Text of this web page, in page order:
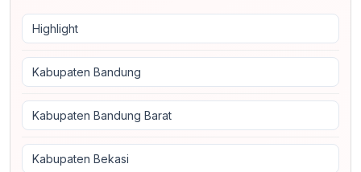
Highlight
Kabupaten Bandung
Kabupaten Bandung Barat
Kabupaten Bekasi